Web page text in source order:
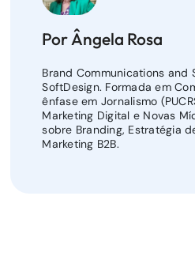
Por Ângela Rosa
Brand Communications and
SoftDesign. Formada em
ênfase em Jornalismo
Marketing Digital e Novas
sobre Branding, Estratégia
Marketing B2B.